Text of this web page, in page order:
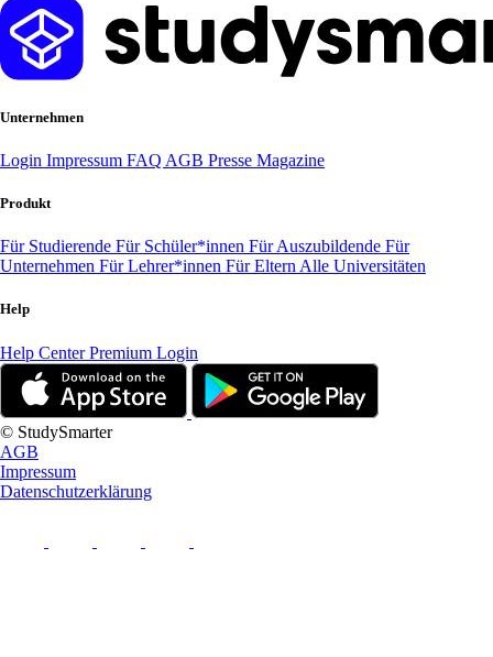
Unternehmen
Login Impressum FAQ AGB Presse Magazine
Produkt
Für Studierende Für Schüler*innen Für Auszubildende Für
Unternehmen Für Lehrer*innen Für Eltern Alle Universitäten
Help
Help CenterPremium Login
© StudySmarter
AGB
Impressum
Datenschutzerklärung